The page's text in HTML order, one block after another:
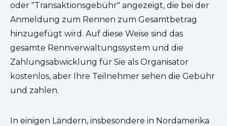
oder "Transaktionsgebühr" angezeigt, die bei der
Anmeldung zum Rennen zum Gesamtbetrag
hinzugefügt wird. Auf diese Weise sind das
gesamte Rennverwaltungssystem und die
Zahlungsabwicklung für Sie als Organisator
kostenlos, aber Ihre Teilnehmer sehen die Gebühr
und zahlen.
In einigen Ländern, insbesondere in Nordamerika